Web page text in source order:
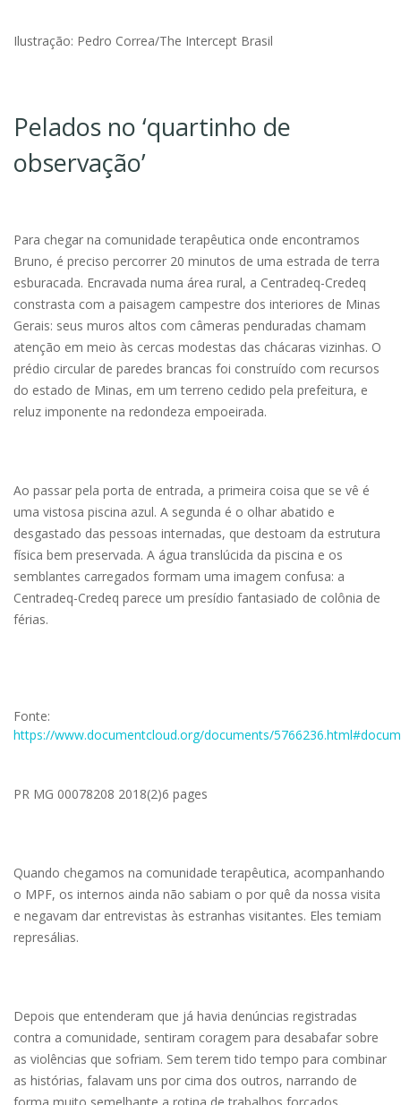
Ilustração: Pedro Correa/The Intercept Brasil
Pelados no ‘quartinho de
observação’
Para chegar na comunidade terapêutica onde encontramos
Bruno, é preciso percorrer 20 minutos de uma estrada de terra
esburacada. Encravada numa área rural, a Centradeq-Credeq
constrasta com a paisagem campestre dos interiores de Minas
Gerais: seus muros altos com câmeras penduradas chamam
atenção em meio às cercas modestas das chácaras vizinhas. O
prédio circular de paredes brancas foi construído com recursos
do estado de Minas, em um terreno cedido pela prefeitura, e
reluz imponente na redondeza empoeirada.
Ao passar pela porta de entrada, a primeira coisa que se vê é
uma vistosa piscina azul. A segunda é o olhar abatido e
desgastado das pessoas internadas, que destoam da estrutura
física bem preservada. A água translúcida da piscina e os
semblantes carregados formam uma imagem confusa: a
Centradeq-Credeq parece um presídio fantasiado de colônia de
férias.
Fonte:
https://www.documentcloud.org/documents/
PR MG 00078208 2018(2)6 pages
Quando chegamos na comunidade terapêutica, acompanhando
o MPF, os internos ainda não sabiam o por quê da nossa visita
e negavam dar entrevistas às estranhas visitantes. Eles temiam
represálias.
Depois que entenderam que já havia denúncias registradas
contra a comunidade, sentiram coragem para desabafar sobre
as violências que sofriam. Sem terem tido tempo para combinar
as histórias, falavam uns por cima dos outros, narrando de
forma muito semelhante a rotina de trabalhos forçados,